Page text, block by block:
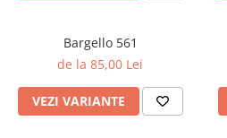
Oriental-Lemnos
Floral-Fructat-Gurmand
Oriental-Floral
Aromatic-Condimentat
Lemnos-Floral/Mosc
Oriental-Floral
Bargello 561
de la 85,00 Lei
VEZI VARIANTE